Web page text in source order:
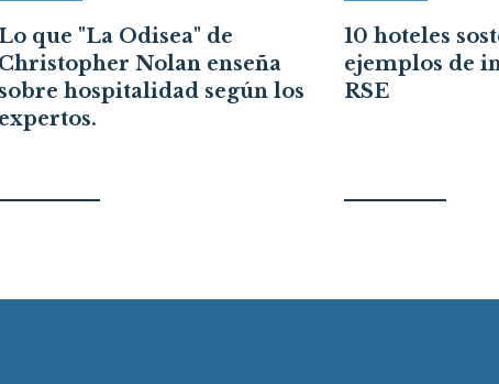
Lo que "La Odisea" de
Christopher Nolan enseña
sobre hospitalidad según los
expertos.
10 hoteles
ejemplos de
RSE